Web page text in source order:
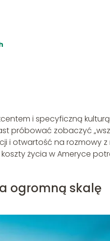
i specyficzną
próbować zobaczyć
i otwartość na rozmowy z
życia w Ameryce
ogromną skalę